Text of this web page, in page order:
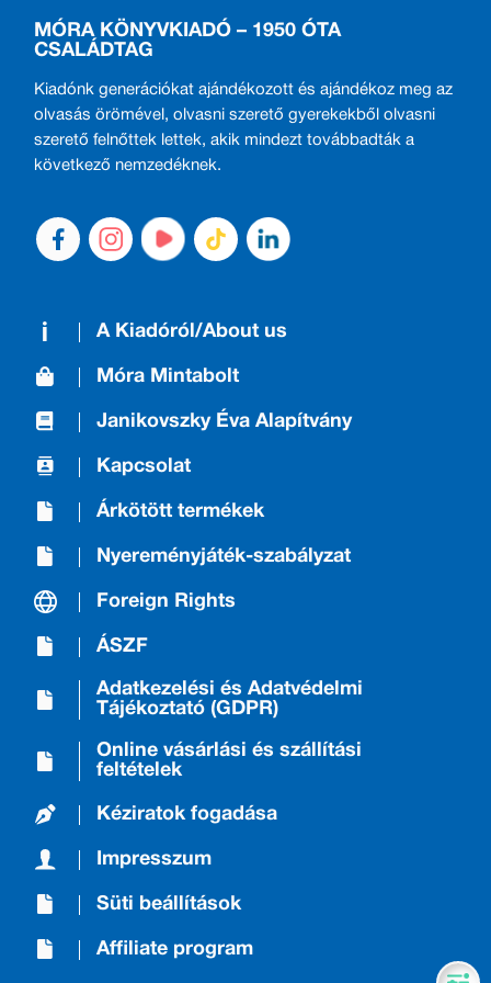
MÓRA KÖNYVKIADÓ – 1950 ÓTA
CSALÁDTAG
Kiadónk generációkat ajándékozott és ajándékoz meg az
olvasás örömével, olvasni szerető gyerekekből olvasni
szerető felnőttek lettek, akik mindezt továbbadták a
következő nemzedéknek.
A Kiadóról/About us
Móra Mintabolt
Janikovszky Éva Alapítvány
Kapcsolat
Árkötött termékek
Nyereményjáték-szabályzat
Foreign Rights
ÁSZF
Adatkezelési és Adatvédelmi
Tájékoztató (GDPR)
Online vásárlási és szállítási
feltételek
Kéziratok fogadása
Impresszum
Süti beállítások
Affiliate program